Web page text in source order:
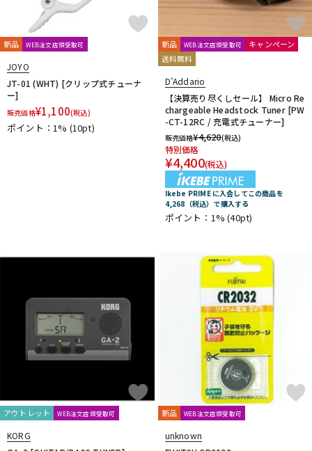
新品 WEB注文店頭受取可
JOYO
JT-01 (WHT) [クリップ式チューナ
ー]
販売価格¥1,100(税込)
ポイント：1% (10pt)
新品 WEB注文店頭受取可
キャンペーン
送料無料
D’Addario
【決算売り尽くしセール】 Micro Re
chargeable Headstock Tuner [PW
-CT-12RC / 充電式チューナー]
販売価格¥4,620(税込)
特別価格
¥4,400(税込)
Ikebe PRIME に入会してこの商品を
4,268（税込）で購入する
ポイント：1%(40pt)
アウトレット WEB注文店頭受取可
KORG
新品 WEB注文店頭受取可
unknown